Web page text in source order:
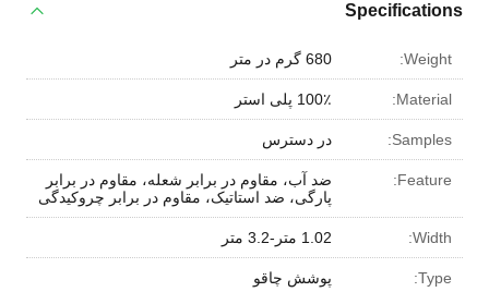
Specifications
Weight: 680 گرم در متر
Material: 100٪ پلی استر
Samples: در دسترس
Feature:
ضد آب، مقاوم در برابر شعله، مقاوم در برابر
پارگی، ضد استاتیک، مقاوم در برابر چروکیدگی
Width: 1.02 متر-3.2 متر
Type: پوشش چاقو